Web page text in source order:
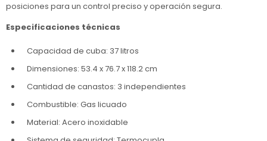
posiciones para un control preciso y operación segura.
Especificaciones técnicas
Capacidad de cuba: 37 litros
Dimensiones: 53.4 x 76.7 x 118.2 cm
Cantidad de canastos: 3 independientes
Combustible: Gas licuado
Material: Acero inoxidable